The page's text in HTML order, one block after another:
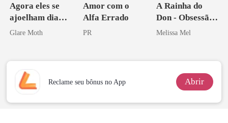
Agora eles se
ajoelham diante
de mim
Glare Moth
Amor com o
Alfa Errado
PR
A Rainha do
Don - Obsessão,
Paixão e Sangue
Melissa Mel
Reclame seu bônus no App Abrir